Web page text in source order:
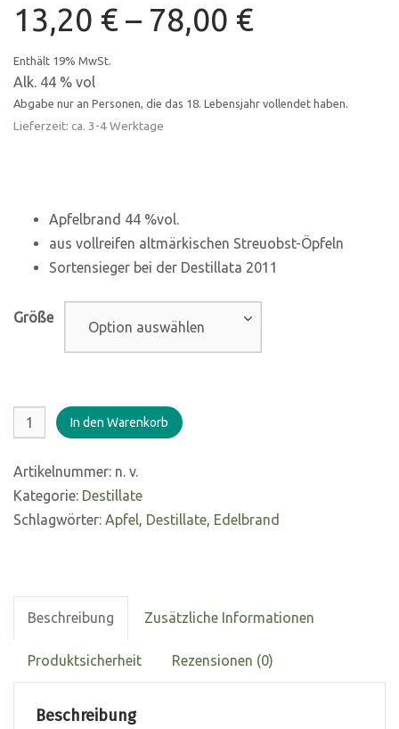
13,20 € – 78,00 €
bis
Enthält 19% MwSt.
Alk. 44 % vol
Abgabe nur an Personen, die das 18. Lebensjahr vollendet haben.
Lieferzeit: ca. 3-4 Werktage
Apfelbrand 44 %vol.
aus vollreifen altmärkischen Streuobst-Öpfeln
Sortensieger bei der Destillata 2011
Größe
Apfelbrand
44%
vol.,
0,35
L
In den Warenkorb
Artikelnummer: n. v.
Kategorie: Destillate
Schlagwörter: Apfel, Destillate, Edelbrand
Beschreibung Zusätzliche Informationen
Produktsicherheit Rezensionen (0)
Beschreibung